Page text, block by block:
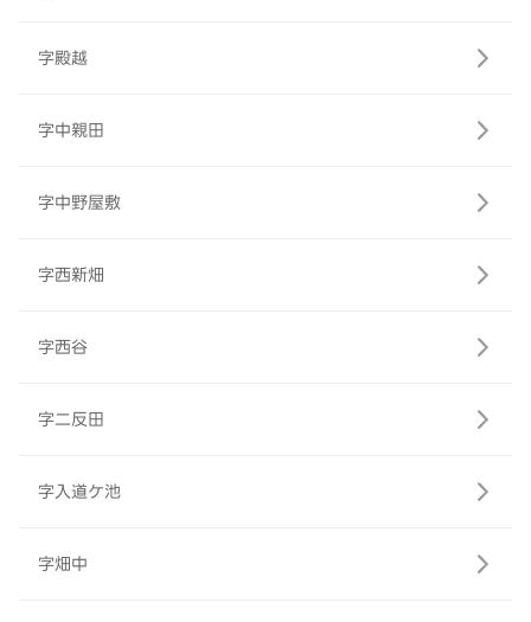
字殿越
字中親田
字中野屋敷
字西新畑
字西谷
字二反田
字入道ケ池
字畑中